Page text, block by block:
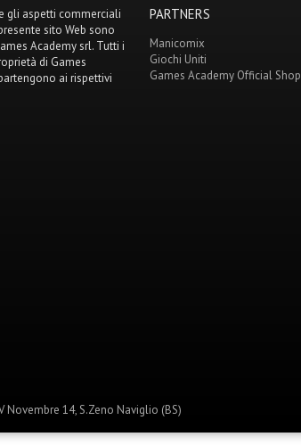
gli aspetti commerciali
sito Web sono
Academy srl. Tutti i
di Games
ai rispettivi
PARTNERS
Manicomix
Giochi Uniti
Games Academy Official Shop
Novembre 14, S.Zeno Naviglio (BS)